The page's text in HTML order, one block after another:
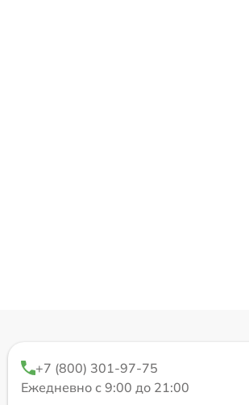
+7 (800) 301-97-75
Ежедневно с 9:00 до 21:00